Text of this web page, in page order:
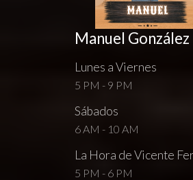
Manuel González
Lunes a Viernes
5 PM - 9 PM
Sábados
6 AM - 10 AM
La Hora de Vicente
5 PM - 6 PM